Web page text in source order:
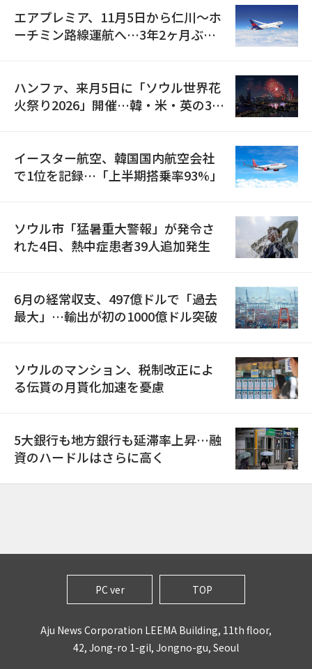
エアプレミア、11月5日から仁川〜ホ
ーチミン路線運航へ…3年2ヶ月ぶり
ハンファ、来月5日に「ソウル世界花
火祭り2026」開催…韓・米・英の3カ
イースター航空、韓国国内航空会社
で1位を記録…「上半期搭乗率93%」
ソウル市「猛暑重大警報」が発令さ
れた4日、熱中症患者39人追加発生
6月の経常収支、497億ドルで「過去
最大」…輸出が初の1000億ドル突破
ソウルのマンション、税制改正によ
る伝貰の月貰化加速を憂慮
5大銀行も地方銀行も延滞率上昇…融
資のハードルはさらに高く
PC ver TOP
Aju News Corporation LEEMA Building, 11th floor,
42, Jong-ro 1-gil, Jongno-gu, Seoul